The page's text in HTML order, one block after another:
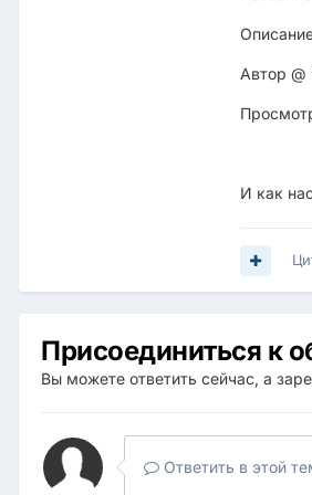
Автор @
И как
Присоединиться к
Вы можете ответить сейчас, а
Ответить в этой